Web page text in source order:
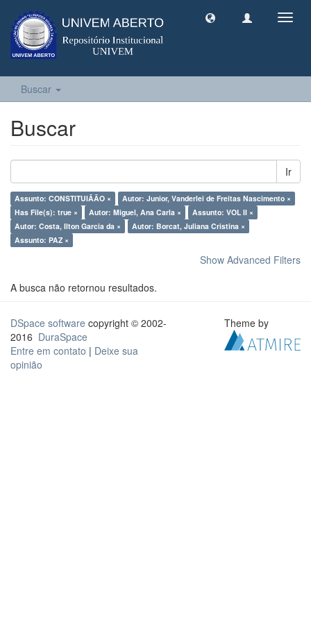
Buscar
Buscar
Ir
Assunto: CONSTITUIÃÃO ×
Autor: Junior, Vanderlei de Freitas Nascimento ×
Has File(s): true ×
Autor: Miguel, Ana Carla ×
Assunto: VOL II ×
Autor: Costa, Ilton Garcia da ×
Autor: Borcat, Juliana Cristina ×
Assunto: PAZ ×
Show Advanced Filters
A busca não retornou resultados.
DSpace software copyright © 2002-
2016 DuraSpace
Entre em contato | Deixe sua
opinião
Theme by